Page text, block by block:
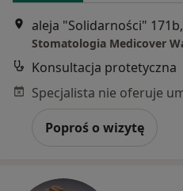
aleja "Solidarności"
Stomatologia Medicover
Konsultacja protetyczna
Poproś o wizytę